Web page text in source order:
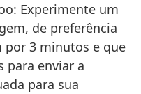
Experimente um
de preferência
por 3 minutos e que
para enviar a
para sua